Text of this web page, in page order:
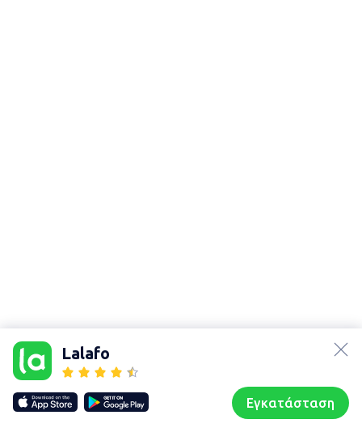
Lalafo
Εγκατάσταση
Our websites
lalafo.kg
lalafo.rs
lalafo.pl
Sitemap
Χάρτης
Συζητήσεις Προφίλ